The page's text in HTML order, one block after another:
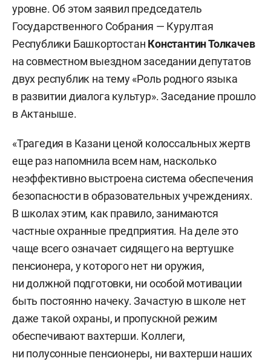
уровне. Об этом заявил председатель
Государственного Собрания — Курултая
Республики Башкортостан Константин Толкачев
на совместном выездном заседании депутатов
двух республик на тему «Роль родного языка
в развитии диалога культур». Заседание прошло
в Актаныше.
«Трагедия в Казани ценой колоссальных жертв
еще раз напомнила всем нам, насколько
неэффективно выстроена система обеспечения
безопасности в образовательных учреждениях.
В школах этим, как правило, занимаются
частные охранные предприятия. На деле это
чаще всего означает сидящего на вертушке
пенсионера, у которого нет ни оружия,
ни должной подготовки, ни особой мотивации
быть постоянно начеку. Зачастую в школе нет
даже такой охраны, и пропускной режим
обеспечивают вахтерши. Коллеги,
ни полусонные пенсионеры, ни вахтерши наших